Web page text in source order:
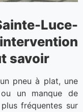
Luce-
savoir
pneu à plat, une
un manque de
fréquentes sur